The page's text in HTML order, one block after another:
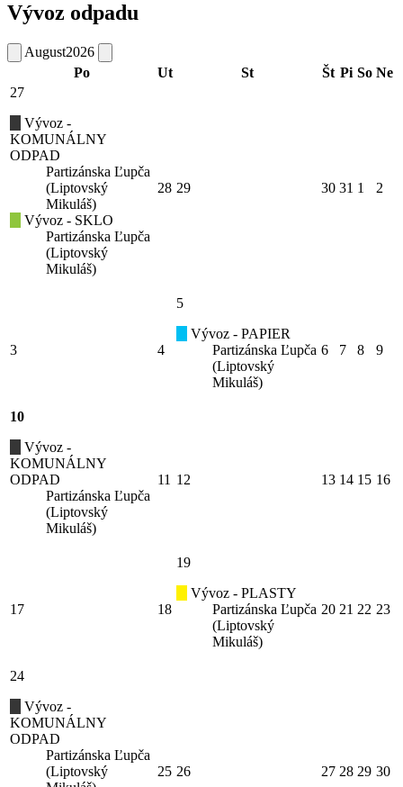
Vývoz odpadu
August2026
Po
Ut St Št Pi So Ne
27
Vývoz -
KOMUNÁLNY
ODPAD
Partizánska Ľupča
(Liptovský
Mikuláš)
Vývoz - SKLO
Partizánska Ľupča
(Liptovský
Mikuláš)
28 29 30 31 1 2
3 4
5
Vývoz - PAPIER
Partizánska Ľupča
(Liptovský
Mikuláš)
6 7 8 9
10
Vývoz -
KOMUNÁLNY
ODPAD
Partizánska Ľupča
(Liptovský
Mikuláš)
11 12 13 14 15 16
17 18
19
Vývoz - PLASTY
Partizánska Ľupča
(Liptovský
Mikuláš)
20 21 22 23
24
Vývoz -
KOMUNÁLNY
ODPAD
Partizánska Ľupča
(Liptovský
25 26 27 28 29 30